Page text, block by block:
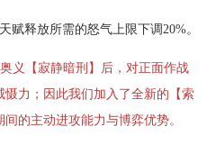
赋释放所需的怒气上限下调20%。
义【寂静暗刑】后，对正面作战
力；因此我们加入了全新的【索
的主动进攻能力与博弈优势。